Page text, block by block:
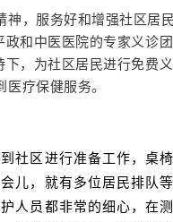
神，服务好和增强社区居
和中医医院的专家义诊
下，为社区居民进行免费
疗保健服务。
社区进行准备工作，桌
儿，就有多位居民排队
人员都非常的细心，在